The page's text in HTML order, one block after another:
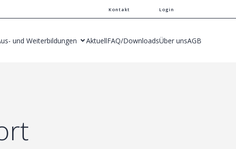
Kontakt Login
und Weiterbildungen AktuellFAQ/DownloadsÜber unsAGB